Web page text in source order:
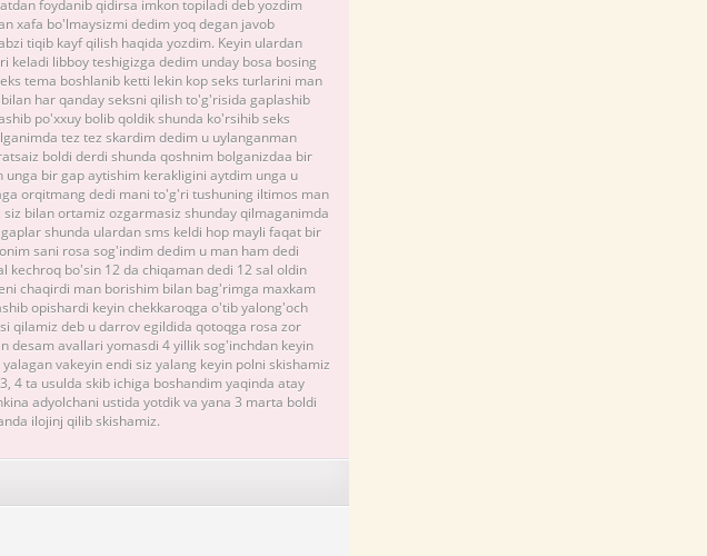
foydanib qidirsa imkon topiladi deb yozdim
xafa bo'lmaysizmi dedim yoq degan javob
tiqib kayf qilish haqida yozdim. Keyin ulardan
libboy teshigizga dedim unday bosa bosing
tema boshlanib ketti lekin kop seks turlarini man
har qanday seksni qilish to'g'risida gaplashib
po'xxuy bolib qoldik shunda ko'rsihib seks
tez tez skardim dedim u uylanganman
boldi derdi shunda qoshnim bolganizdaa bir
bir gap aytishim kerakligini aytdim unga u
orqitmang dedi mani to'g'ri tushuning iltimos man
bilan ortamiz ozgarmasiz shunday qilmaganimda
shunda ulardan sms keldi hop mayli faqat bir
sani rosa sog'indim dedim u man ham dedi
kechroq bo'sin 12 da chiqaman dedi 12 sal oldin
chaqirdi man borishim bilan bag'rimga maxkam
opishardi keyin chekkaroqga o'tib yalong'och
qilamiz deb u darrov egildida qotoqga rosa zor
desam avallari yomasdi 4 yillik sog'inchdan keyin
vakeyin endi siz yalang keyin polni skishamiz
4 ta usulda skib ichiga boshandim yaqinda atay
adyolchani ustida yotdik va yana 3 marta boldi
ilojinj qilib skishamiz.